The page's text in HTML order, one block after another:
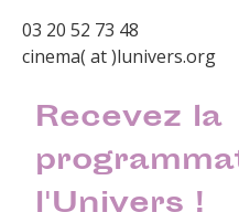
03 20 52 73 48
cinema( at )lunivers.org
Recevez la